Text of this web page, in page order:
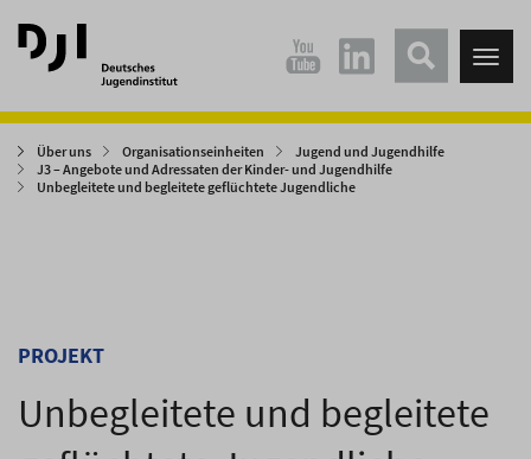
Direkt
zum
Hauptinhalt
Direkt
zum
Hauptmenü
Über uns Organisationseinheiten
Jugend und Jugendhilfe
J3 – Angebote und Adressaten der Kinder- und Jugendhilfe
Unbegleitete und begleitete geflüchtete Jugendliche
PROJEKT
Unbegleitete und begleitete